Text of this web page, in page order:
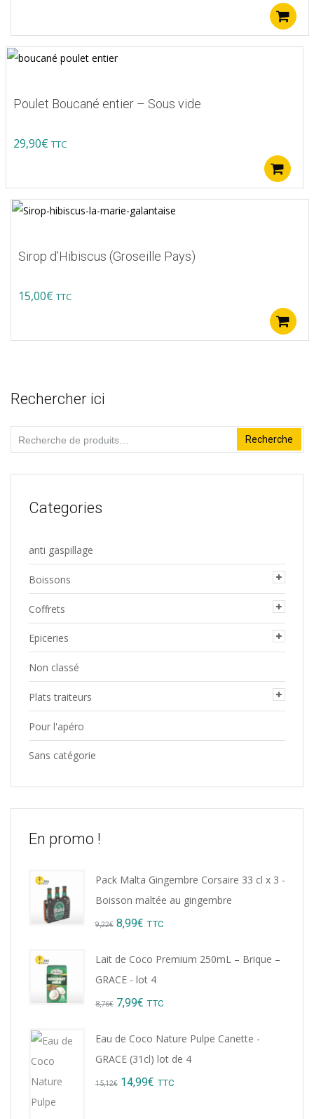
Poulet Boucané entier – Sous vide
29,90€ TTC
Sirop d’Hibiscus (Groseille Pays)
15,00€ TTC
Rechercher ici
Recherche
pour :
Recherche
Categories
anti gaspillage
Boissons
Coffrets
Epiceries
Non classé
Plats traiteurs
Pour l'apéro
Sans catégorie
En promo !
Pack Malta Gingembre Corsaire 33 cl x 3 -
Boisson maltée au gingembre
9,22€ Original
8,99€ Current
TTC
Lait de Coco Premium 250mL – Brique –
GRACE - lot 4
8,76€ Original
7,99€ Current
TTC
Eau de Coco Nature Pulpe Canette -
GRACE (31cl) lot de 4
15,12€ Original
14,99€ Current
TTC